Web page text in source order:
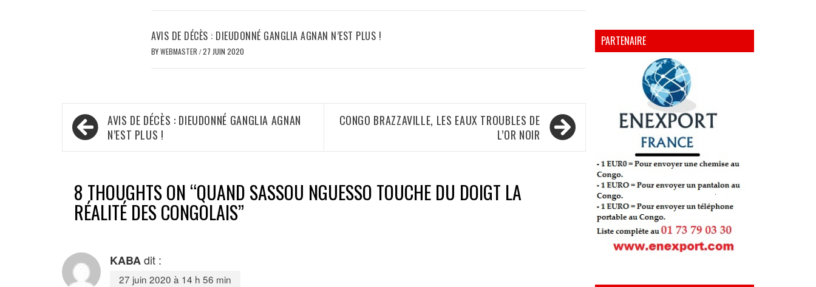
AVIS DE DÉCÈS : DIEUDONNÉ GANGLIA AGNAN N’EST PLUS !
BYWEBMASTER /27 JUIN 2020
Navigation
de
AVIS DE DÉCÈS : DIEUDONNÉ GANGLIA AGNAN
N’EST PLUS !
CONGO BRAZZAVILLE, LES EAUX TROUBLES DE
L’OR NOIR
8 THOUGHTS ON “QUAND SASSOU NGUESSO TOUCHE DU DOIGT LA
RÉALITÉ DES CONGOLAIS”
KABAdit :
27 juin 2020 à 14 h 56 min
PARTENAIRE